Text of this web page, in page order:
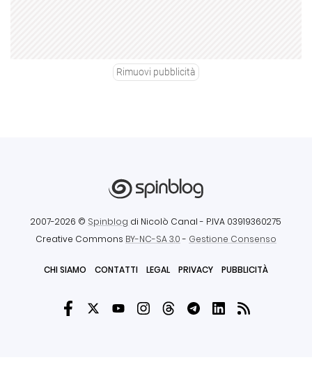
Rimuovi pubblicità
2007-2026 © Spinblog di Nicolò Canal - P.IVA 03919360275
Creative Commons BY-NC-SA 3.0- Gestione Consenso
CHI SIAMO CONTATTI LEGAL PRIVACY PUBBLICITÀ